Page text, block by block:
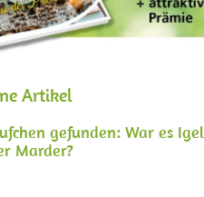
Artikel
gefunden: War es Igel
Marder?